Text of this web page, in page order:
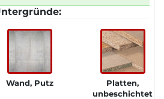
Wand, Putz
Platten,
unbeschichtet